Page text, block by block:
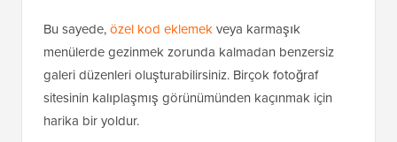
Bu sayede,özel kod eklemekveya karmaşık
menülerde gezinmek zorunda kalmadan benzersiz
galeri düzenleri oluşturabilirsiniz. Birçok fotoğraf
sitesinin kalıplaşmış görünümünden kaçınmak için
harika bir yoldur.